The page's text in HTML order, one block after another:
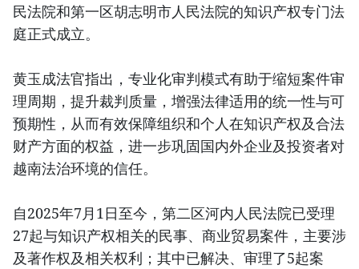
民法院和第一区胡志明市人民法院的知识产权专门法
庭正式成立。
黄玉成法官指出，专业化审判模式有助于缩短案件审
理周期，提升裁判质量，增强法律适用的统一性与可
预期性，从而有效保障组织和个人在知识产权及合法
财产方面的权益，进一步巩固国内外企业及投资者对
越南法治环境的信任。
自2025年7月1日至今，第二区河内人民法院已受理
27起与知识产权相关的民事、商业贸易案件，主要涉
及著作权及相关权利；其中已解决、审理了5起案